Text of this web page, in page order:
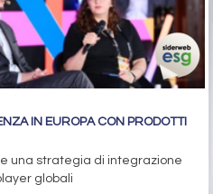
IN EUROPA CON PRODOTTI
una strategia di integrazione
globali